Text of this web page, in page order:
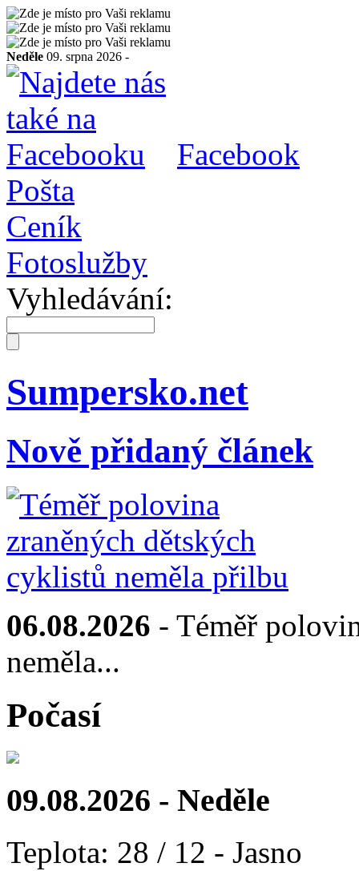
Neděle 09. srpna 2026 -
Facebook
Pošta
Ceník
Fotoslužby
Vyhledávání:
Sumpersko.net
Nově přidaný článek
06.08.2026 - Téměř
neměla...
Počasí
09.08.2026 - Neděle
Teplota: 28 / 12 - Jasno